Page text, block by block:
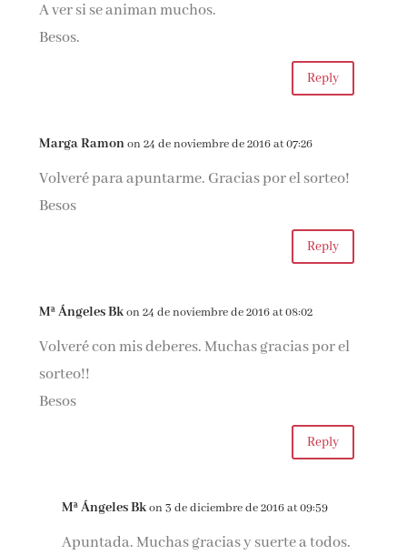
A ver si se animan muchos.
Besos.
Reply
Marga Ramonon 24 de noviembre de 2016 at 07:26
Volveré para apuntarme. Gracias por el sorteo!
Besos
Reply
Mª Ángeles Bkon 24 de noviembre de 2016 at 08:02
Volveré con mis deberes. Muchas gracias por el
sorteo!!
Besos
Reply
Mª Ángeles Bkon 3 de diciembre de 2016 at 09:59
Apuntada. Muchas gracias y suerte a todos.